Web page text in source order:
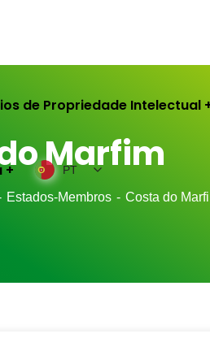
de Propriedade Intelectual
PT
Marfim
Estados-Membros Costa do